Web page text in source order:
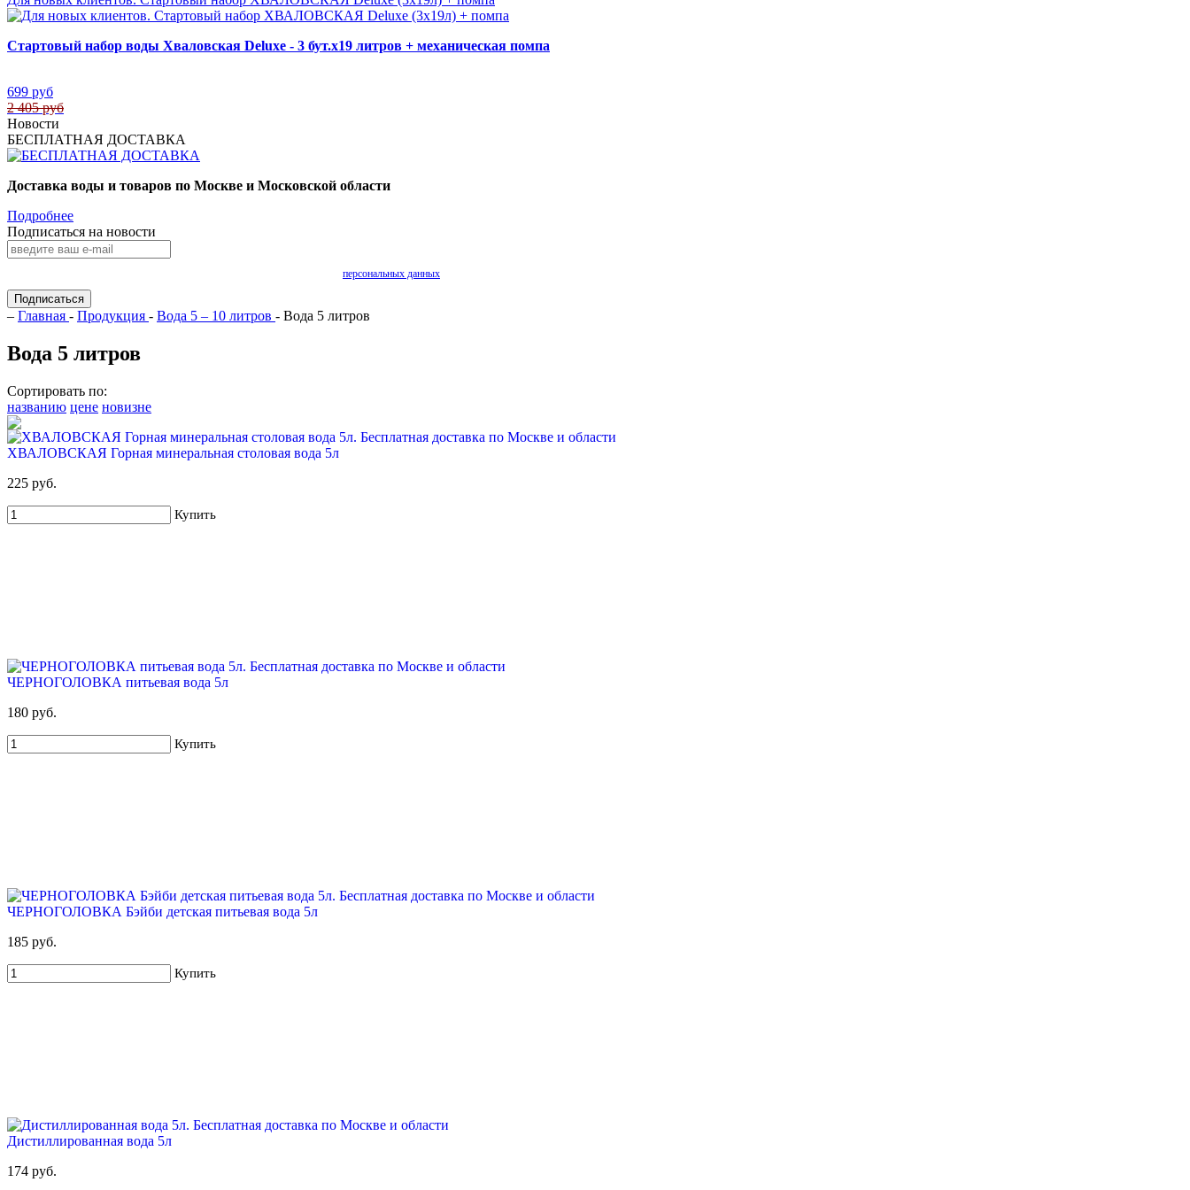
Стартовый набор воды Хваловская Deluxe - 3 бут.х19 литров + механическая помпа
699 руб
2 405 руб
Новости
БЕСПЛАТНАЯ ДОСТАВКА
Доставка воды и товаров по Москве и Московской области
Подробнее
Подписаться на новости
персональных данных
Подписаться
– Главная - Продукция - Вода 5 – 10 литров - Вода 5 литров
Вода 5 литров
Сортировать по:
названию цене новизне
ХВАЛОВСКАЯ Горная минеральная столовая вода 5л
225 руб.
Купить
ЧЕРНОГОЛОВКА питьевая вода 5л
180 руб.
Купить
ЧЕРНОГОЛОВКА Бэйби детская питьевая вода 5л
185 руб.
Купить
Дистиллированная вода 5л
174 руб.